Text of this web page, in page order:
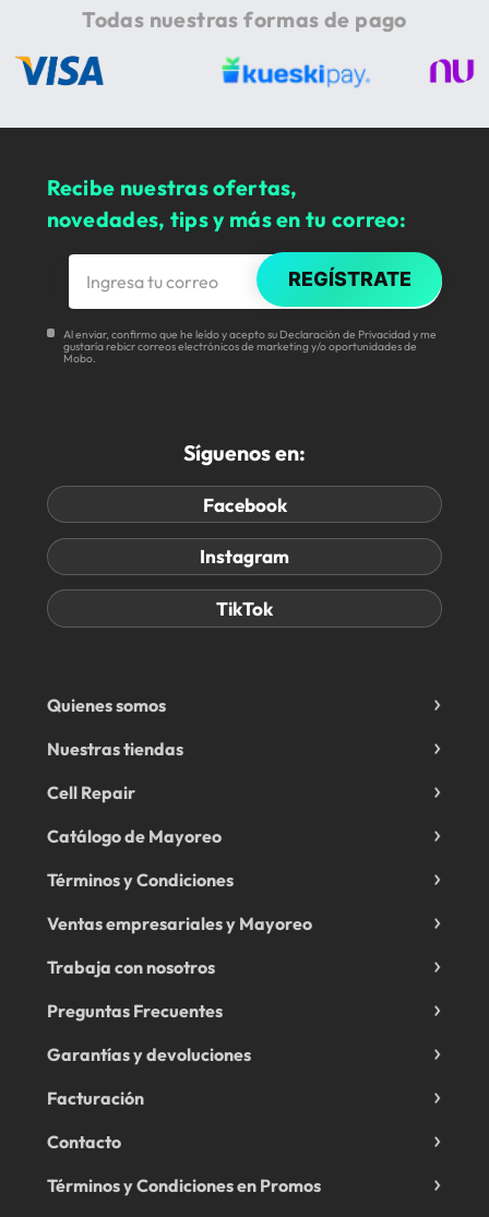
Todas nuestras formas de pago
Recibe nuestras ofertas,
novedades, tips y más en tu correo:
REGÍSTRATE
Al enviar, confirmo que he leído y acepto su Declaración de Privacidad y me
gustaría rebicr correos electrónicos de marketing y/o oportunidades de
Mobo.
Síguenos en:
Facebook
Instagram
TikTok
Quienes somos
Nuestras tiendas
Cell Repair
Catálogo de Mayoreo
Términos y Condiciones
Ventas empresariales y Mayoreo
Trabaja con nosotros
Preguntas Frecuentes
Garantías y devoluciones
Facturación
Contacto
Términos y Condiciones en Promos